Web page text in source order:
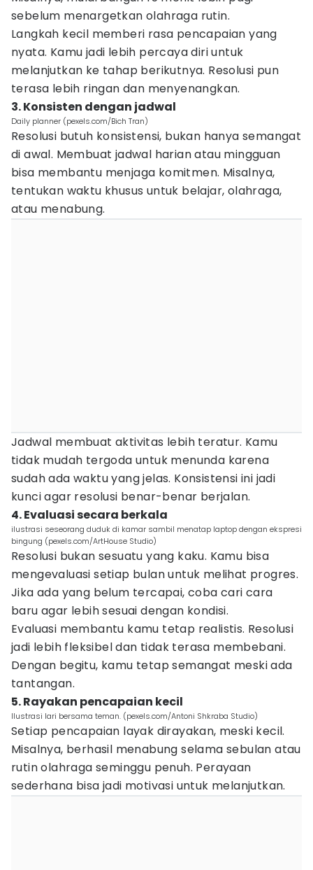
sebelum menargetkan olahraga rutin.
Langkah kecil memberi rasa pencapaian yang
nyata. Kamu jadi lebih percaya diri untuk
melanjutkan ke tahap berikutnya. Resolusi pun
terasa lebih ringan dan menyenangkan.
3. Konsisten dengan jadwal
Daily planner (pexels.com/Bich Tran)
Resolusi butuh konsistensi, bukan hanya semangat
di awal. Membuat jadwal harian atau mingguan
bisa membantu menjaga komitmen. Misalnya,
tentukan waktu khusus untuk belajar, olahraga,
atau menabung.
Jadwal membuat aktivitas lebih teratur. Kamu
tidak mudah tergoda untuk menunda karena
sudah ada waktu yang jelas. Konsistensi ini jadi
kunci agar resolusi benar-benar berjalan.
4. Evaluasi secara berkala
ilustrasi seseorang duduk di kamar sambil menatap laptop dengan ekspresi
bingung (pexels.com/ArtHouse Studio)
Resolusi bukan sesuatu yang kaku. Kamu bisa
mengevaluasi setiap bulan untuk melihat progres.
Jika ada yang belum tercapai, coba cari cara
baru agar lebih sesuai dengan kondisi.
Evaluasi membantu kamu tetap realistis. Resolusi
jadi lebih fleksibel dan tidak terasa membebani.
Dengan begitu, kamu tetap semangat meski ada
tantangan.
5. Rayakan pencapaian kecil
Ilustrasi lari bersama teman. (pexels.com/Antoni Shkraba Studio)
Setiap pencapaian layak dirayakan, meski kecil.
Misalnya, berhasil menabung selama sebulan atau
rutin olahraga seminggu penuh. Perayaan
sederhana bisa jadi motivasi untuk melanjutkan.